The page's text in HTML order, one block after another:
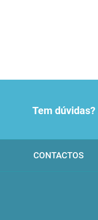
Tem dúvidas?
CONTACTOS